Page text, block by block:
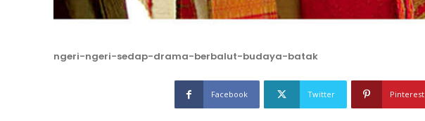
ngeri-ngeri-sedap-drama-berbalut-budaya-batak
Facebook Twitter Pinterest